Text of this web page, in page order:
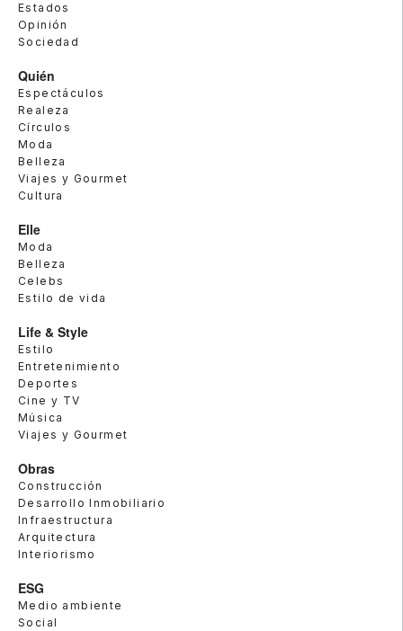
Estados
Opinión
Sociedad
Quién
Espectáculos
Realeza
Círculos
Moda
Belleza
Viajes y Gourmet
Cultura
Elle
Moda
Belleza
Celebs
Estilo de vida
Life & Style
Estilo
Entretenimiento
Deportes
Cine y TV
Música
Viajes y Gourmet
Obras
Construcción
Desarrollo Inmobiliario
Infraestructura
Arquitectura
Interiorismo
ESG
Medio ambiente
Social